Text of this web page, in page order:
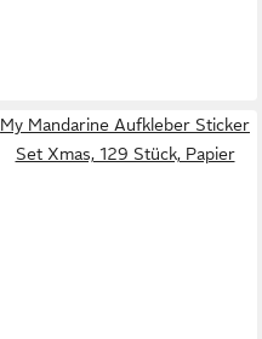
My Mandarine Aufkleber Sticker
Set Xmas, 129 Stück, Papier